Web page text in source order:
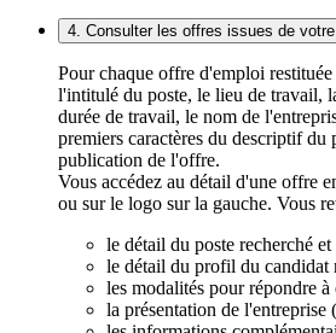
4. Consulter les offres issues de
Pour chaque offre d'emploi
l'intitulé du poste, le lieu de travail,
durée de travail, le nom de
premiers caractères du descriptif du
publication de l'offre.
Vous accédez au détail d'une offre
ou sur le logo sur la gauche. Vous
le détail du poste recherché
le détail du profil du candidat
les modalités pour répondre à
la présentation de l'entreprise